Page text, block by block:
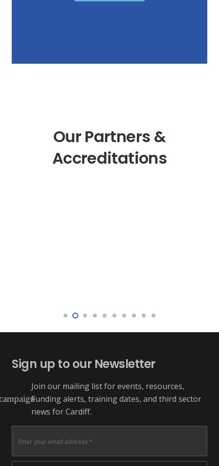
Our Partners &
Accreditations
Sign up to our Newsletter
Join our mailing list for events, resources,
Funding alerts, training dates, and third sector
news for Cardiff.